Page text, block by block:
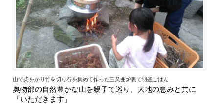
山で柴をかり竹を切り石を集めて作った三又囲炉裏で羽釜ごはん
奥物部の自然豊かな山を親子で巡り、大地の恵みと共に
「いただきます」